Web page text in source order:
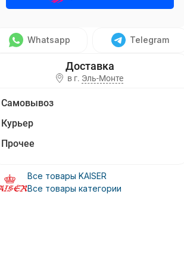
Whatsapp Telegram
в г. Эль-Монте
Самовывоз
Курьер
Прочее
Все товары KAISER
Все товары категории